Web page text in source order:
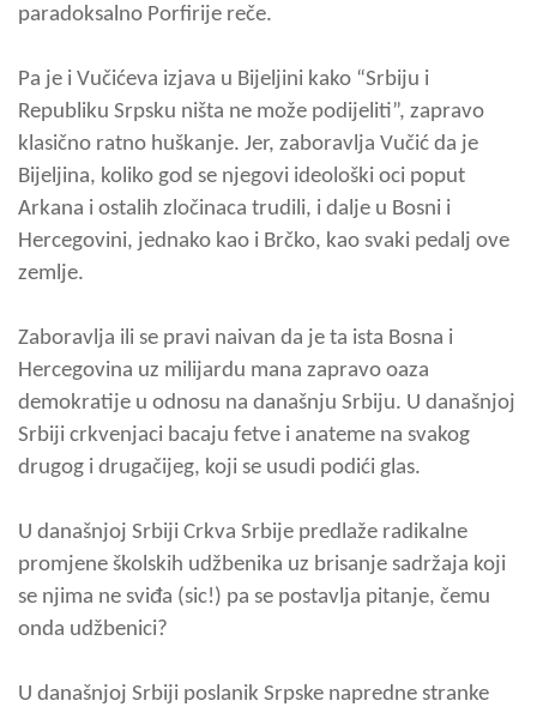
paradoksalno Porfirije reče.
Pa je i Vučićeva izjava u Bijeljini kako “Srbiju i
Republiku Srpsku ništa ne može podijeliti”, zapravo
klasično ratno huškanje. Jer, zaboravlja Vučić da je
Bijeljina, koliko god se njegovi ideološki oci poput
Arkana i ostalih zločinaca trudili, i dalje u Bosni i
Hercegovini, jednako kao i Brčko, kao svaki pedalj ove
zemlje.
Zaboravlja ili se pravi naivan da je ta ista Bosna i
Hercegovina uz milijardu mana zapravo oaza
demokratije u odnosu na današnju Srbiju. U današnjoj
Srbiji crkvenjaci bacaju fetve i anateme na svakog
drugog i drugačijeg, koji se usudi podići glas.
U današnjoj Srbiji Crkva Srbije predlaže radikalne
promjene školskih udžbenika uz brisanje sadržaja koji
se njima ne sviđa (sic!) pa se postavlja pitanje, čemu
onda udžbenici?
U današnjoj Srbiji poslanik Srpske napredne stranke